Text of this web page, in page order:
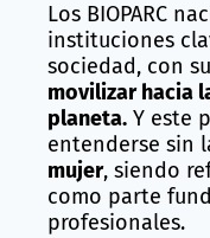
Los BIOPARC
instituciones
sociedad, con
movilizar hacia
planeta. Y este
entenderse sin
mujer, siendo
como parte
profesionales.